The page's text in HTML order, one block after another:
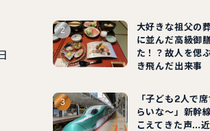
大好きな祖父の
に並んだ高級御
た！？故人を偲
き飛んだ出来事
「子ども2人で
らいな～」新幹
こえてきた声…